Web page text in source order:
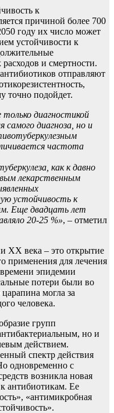
к
причиной более 700
году их число может
устойчивости к
и смертности.
отправляют
точно подойдет.
диагностикой
самого диагноза, но и
частота
как к давно
лекарственным
устойчивость к
. Еще двадцать лет
20-25 %», – отметил
ХХ века – это открытие
применения для лечения
эпидемии
потери были во
могла за
человека.
групп
но и
действием.
спектр действия
одновременно с
возникла новая
антибиотикам. Ее
«антимикробная